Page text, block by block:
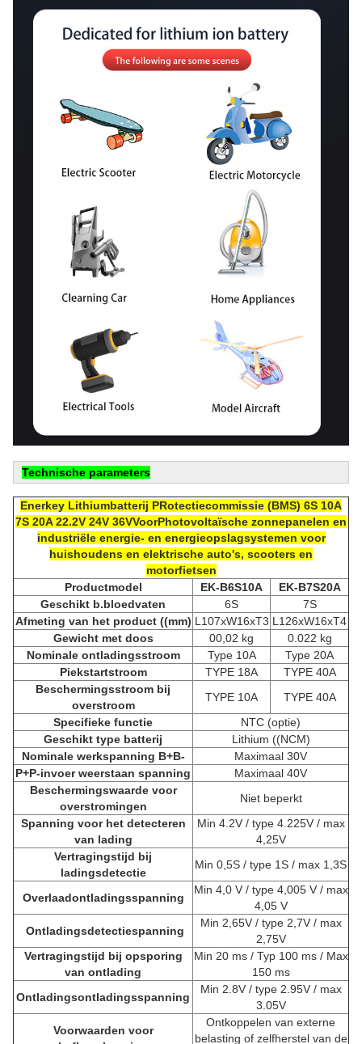
Technische parameters
Enerkey Lithiumbatterij PRotectiecommissie (BMS) 6S 10A
7S 20A 22.2V 24V 36VVoorPhotovoltaïsche zonnepanelen en
industriële energie- en energieopslagsystemen voor
huishoudens en elektrische auto's, scooters en
motorfietsen
Productmodel
EK-B6S10A EK-B7S20A
Geschikt b.bloedvaten 6S
7S
Afmeting van het product ((mm) L107xW16xT3 L126xW16xT4
Gewicht met doos
00,02 kg
0.022 kg
Nominale ontladingsstroom
Type 10A
Type 20A
Piekstartstroom
TYPE 18A
TYPE 40A
Beschermingsstroom bij
overstroom
TYPE 10A
TYPE 40A
Specifieke functie
NTC (optie)
Geschikt type batterij
Lithium ((NCM)
Nominale werkspanning B+B-
Maximaal 30V
P+P-invoer weerstaan spanning
Maximaal 40V
Beschermingswaarde voor
overstromingen
Niet beperkt
Spanning voor het detecteren
van lading
Min 4.2V / type 4.225V / max
4,25V
Vertragingstijd bij
ladingsdetectie
Min 0,5S / type 1S / max 1,3S
Overlaadontladingsspanning
Min 4,0 V / type 4,005 V / max
4,05 V
Ontladingsdetectiespanning
Min 2,65V / type 2,7V / max
2,75V
Vertragingstijd bij opsporing
van ontlading
Min 20 ms / Typ 100 ms / Max
150 ms
Ontladingsontladingsspanning
Min 2.8V / type 2.95V / max
3.05V
Voorwaarden voor
Ontkoppelen van externe
belasting of zelfherstel van de